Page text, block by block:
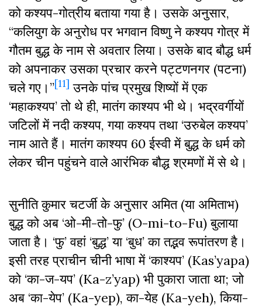
को कश्यप-गोत्रीय बताया गया है। उसके अनुसार,
“कलियुग के अनुरोध पर भगवान विष्णु ने कश्यप गोत्र में
गौतम बुद्ध के नाम से अवतार लिया। उसके बाद बौद्ध धर्म
को अपनाकर उसका प्रचार करने पट्टणनगर (पटना)
चले गए।”[11] उनके पांच प्रमुख शिष्यों में एक
‘महाकश्यप’ तो थे ही, मातंग काश्यप भी थे। भद्रवर्गीयों
जटिलों में नदी कश्यप, गया कश्यप तथा ‘उरुबेल कश्यप’
नाम आते हैं। मातंग काश्यप 60 ईस्वी में बुद्ध के धर्म को
लेकर चीन पहुंचने वाले आरंभिक बौद्ध श्रमणों में से थे।
सुनीति कुमार चटर्जी के अनुसार अमित (या अमिताभ)
बुद्ध को अब ‘ओ-मी-तो-फु’ (O-mi-to-Fu) बुलाया
जाता है। ‘फु’ वहां ‘बुद्ध’ या ‘बुध’ का तद्भव रूपांतरण है।
इसी तरह प्राचीन चीनी भाषा में ‘काश्यप’ (Kas’yapa)
को ‘का-ज-यप’ (Ka-z’yap) भी पुकारा जाता था; जो
अब ‘का-येप’ (Ka-yep), का-येह (Ka-yeh), किया-